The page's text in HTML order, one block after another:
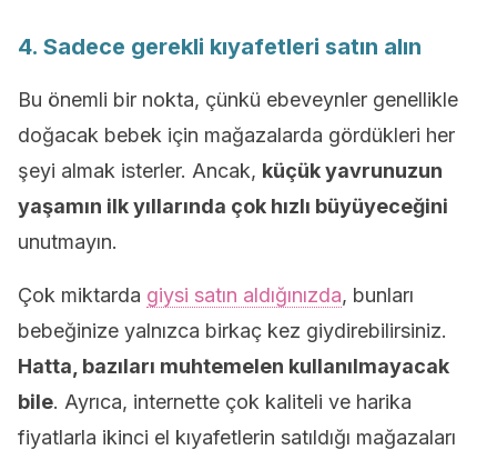
4. Sadece gerekli kıyafetleri satın alın
Bu önemli bir nokta, çünkü ebeveynler genellikle
doğacak bebek için mağazalarda gördükleri her
şeyi almak isterler. Ancak, küçük yavrunuzun
yaşamın ilk yıllarında çok hızlı büyüyeceğini
unutmayın.
Çok miktarda giysi satın aldığınızda, bunları
bebeğinize yalnızca birkaç kez giydirebilirsiniz.
Hatta, bazıları muhtemelen kullanılmayacak
bile. Ayrıca, internette çok kaliteli ve harika
fiyatlarla ikinci el kıyafetlerin satıldığı mağazaları